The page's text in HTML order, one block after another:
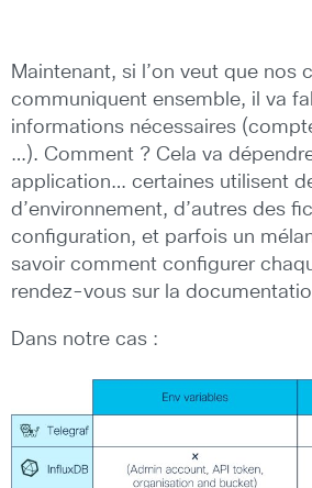
Maintenant, si l’on veut que nos
communiquent ensemble, il va
informations nécessaires
…). Comment ? Cela va
application… certaines utilisent
d’environnement, d’autres des
configuration, et parfois un
savoir comment configurer
rendez-vous sur la
Dans notre cas :